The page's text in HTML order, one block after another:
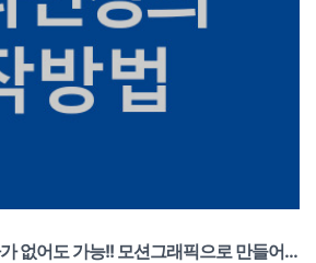
교육콘텐츠 제작, 강사가 없어도 가능!! 모션그래픽으로 만들어보자!!